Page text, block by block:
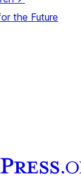
the Future